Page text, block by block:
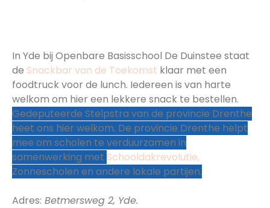
In Yde bij Openbare Basisschool De Duinstee staat
de Snackbar van de Toekomst klaar met een
foodtruck voor de lunch. Iedereen is van harte
welkom om hier een lekkere snack te bestellen.
Gedeputeerde Stelpstra van de provincie Drenthe
heet ons hier welkom. De provincie Drenthe helpt
mee om scholen te verduurzamen in
samenwerking met Schooldakrevolutie,
Zonnescholen en andere lokale partijen.
Adres: Betmersweg 2, Yde.